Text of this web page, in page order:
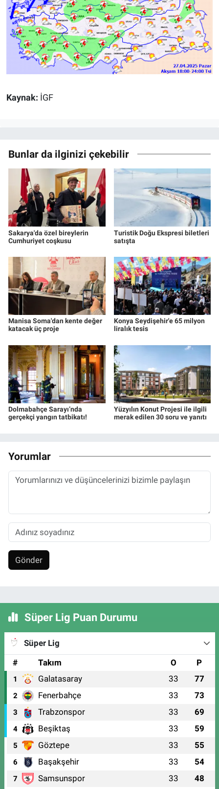
Kaynak: İGF
Bunlar da ilginizi çekebilir
Sakarya'da özel bireylerin
Cumhuriyet coşkusu
Turistik Doğu Ekspresi biletleri
satışta
Manisa Soma'dan kente değer
katacak üç proje
Konya Seydişehir'e 65 milyon
liralık tesis
Dolmabahçe Sarayı’nda
gerçekçi yangın tatbikatı!
Yüzyılın Konut Projesi ile ilgili
merak edilen 30 soru ve yanıtı
Yorumlar
Gönder
Süper Lig Puan Durumu
Süper Lig
#
Takım O P
1 Galatasaray 33 77
2 Fenerbahçe 33 73
3 Trabzonspor 33 69
4 Beşiktaş 33 59
5 Göztepe 33 55
6 Başakşehir 33 54
7 Samsunspor 33 48